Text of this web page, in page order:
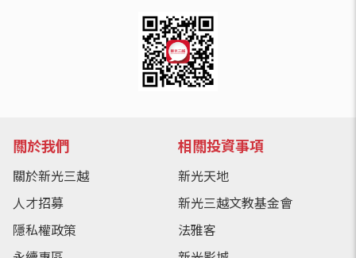
關於我們
關於新光三越
人才招募
隱私權政策
相關投資事項
新光天地
新光三越文教基金會
法雅客